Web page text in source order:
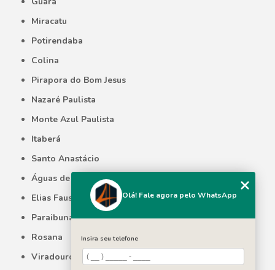
Miracatu
Potirendaba
Colina
Pirapora do Bom Jesus
Nazaré Paulista
Monte Azul Paulista
Itaberá
Santo Anastácio
Águas de Lindóia
Elias Fausto
Paraibuna
Rosana
Viradouro
Olá! Fale agora pelo WhatsApp
Insira seu telefone